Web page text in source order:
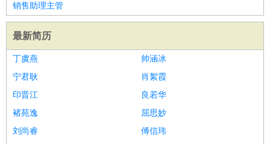
销售助理主管
最新简历
丁虞燕
帅涵冰
宁君耿
肖絮霞
印晋江
良若华
褚苑逸
屈思妙
刘尚睿
傅信玮